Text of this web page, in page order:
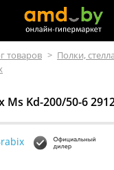
товаров > Полки,
Ms Kd-200/50-6